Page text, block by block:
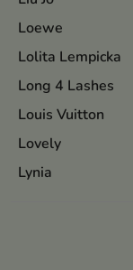
Loewe
Lolita Lempicka
Long 4 Lashes
Louis Vuitton
Lovely
Lynia